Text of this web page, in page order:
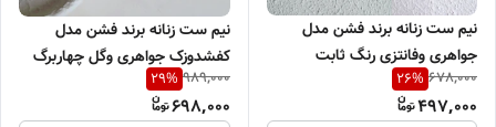
نیم ست زنانه برند فشن مدل
جواهری وفانتزی رنگ ثابت
وضدحساسیت
678,000
26%
497,000
نیم ست زنانه برند فشن مدل
کفشدوزک جواهری وگل چهاربرگ
جواهری با آبکاری نقره رنگ ثابت
989,000
29%
698,000